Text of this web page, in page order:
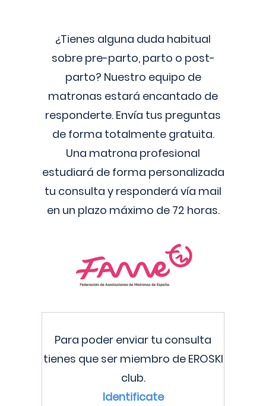
¿Tienes alguna duda habitual
sobre pre-parto, parto o post-
parto? Nuestro equipo de
matronas estará encantado de
responderte. Envía tus preguntas
de forma totalmente gratuita.
Una matrona profesional
estudiará de forma personalizada
tu consulta y responderá vía mail
en un plazo máximo de 72 horas.
Para poder enviar tu consulta
tienes que ser miembro de EROSKI
club.
Identificate